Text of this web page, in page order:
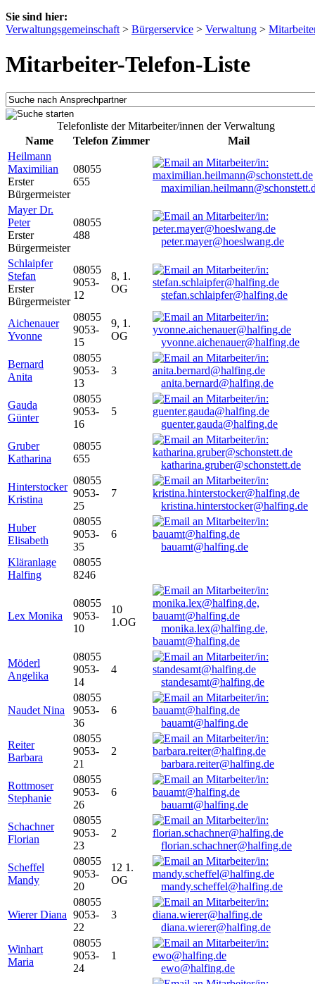
Sie sind hier:
Verwaltungsgemeinschaft > Bürgerservice > Verwaltung >
Mitarbeiter-Telefon-Liste
Telefonliste der Mitarbeiter/innen der Verwaltung
Name
Telefon Zimmer
Mail
Heilmann
Maximilian
Erster
Bürgermeister
08055
655
Mayer Dr.
Peter
Erster
Bürgermeister
08055
488
peter.mayer@hoeslwang.de
Schlaipfer
Stefan
Erster
Bürgermeister
08055
9053-
12
8, 1.
OG
stefan.schlaipfer@halfing.de
Aichenauer
Yvonne
08055
9053-
15
9, 1.
OG
yvonne.aichenauer@halfing.de
Bernard
Anita
08055
9053-
13
3
anita.bernard@halfing.de
Gauda
Günter
08055
9053-
16
5
guenter.gauda@halfing.de
Gruber
Katharina
08055
655
katharina.gruber@schonstett.de
Hinterstocker
Kristina
08055
9053-
25
7
kristina.hinterstocker@halfing.de
Huber
Elisabeth
08055
9053-
35
6
bauamt@halfing.de
Kläranlage
Halfing
08055
8246
Lex Monika
08055
9053-
10
10
1.OG
monika.lex@halfing.de,
bauamt@halfing.de
Möderl
Angelika
08055
9053-
14
4
standesamt@halfing.de
Naudet Nina
08055
9053-
36
6
bauamt@halfing.de
Reiter
Barbara
08055
9053-
21
2
barbara.reiter@halfing.de
Rottmoser
Stephanie
08055
9053-
26
6
bauamt@halfing.de
Schachner
Florian
08055
9053-
23
2
florian.schachner@halfing.de
Scheffel
Mandy
08055
9053-
20
12 1.
OG
mandy.scheffel@halfing.de
Wierer Diana
08055
9053-
22
3
diana.wierer@halfing.de
Winhart
Maria
08055
9053-
24
1
ewo@halfing.de